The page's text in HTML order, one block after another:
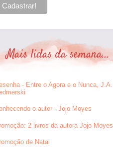
Mais lidas da semana...
- Entre o Agora e o Nunca, J.A.
o autor - Jojo Moyes
2 livros da autora Jojo Moyes
de Natal